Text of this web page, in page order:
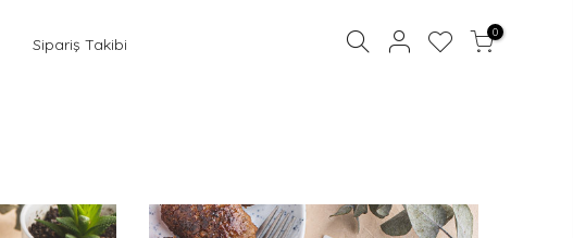
Sipariş Takibi
0
Sepetinize bir şey eklemediniz.